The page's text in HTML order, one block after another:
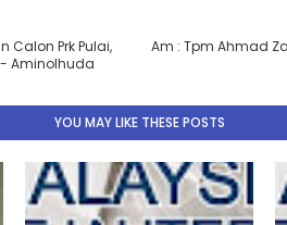
Am : Tpm Ahmad
Calon Prk Pulai,
Aminolhuda
YOU MAY LIKE THESE POSTS